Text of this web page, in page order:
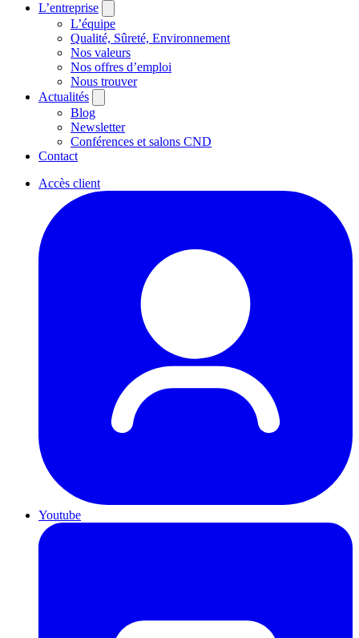
L’entreprise
L’équipe
Qualité, Sûreté, Environnement
Nos valeurs
Nos offres d’emploi
Nous trouver
Actualités
Blog
Newsletter
Conférences et salons CND
Contact
Accès client
Youtube